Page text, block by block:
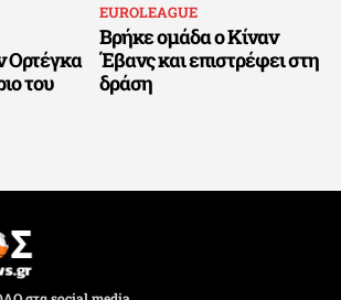
Ορτέγκα
του
EUROLEAGUE
Βρήκε ομάδα ο Κίναν
Έβανς και επιστρέφει στη
δράση